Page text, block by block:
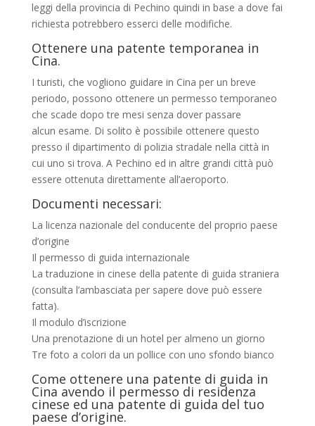
leggi della provincia di Pechino quindi in base a dove fai
richiesta potrebbero esserci delle modifiche.
Ottenere una patente temporanea in
Cina.
I turisti, che vogliono guidare in Cina per un breve
periodo, possono ottenere un permesso temporaneo
che scade dopo tre mesi senza dover passare
alcun esame. Di solito è possibile ottenere questo
presso il dipartimento di polizia stradale nella città in
cui uno si trova. A Pechino ed in altre grandi città può
essere ottenuta direttamente all’aeroporto.
Documenti necessari:
La licenza nazionale del conducente del proprio paese
d’origine
Il permesso di guida internazionale
La traduzione in cinese della patente di guida straniera
(consulta l’ambasciata per sapere dove può essere
fatta).
Il modulo d’iscrizione
Una prenotazione di un hotel per almeno un giorno
Tre foto a colori da un pollice con uno sfondo bianco
Come ottenere una patente di guida in
Cina avendo il permesso di residenza
cinese ed una patente di guida del tuo
paese d’origine.